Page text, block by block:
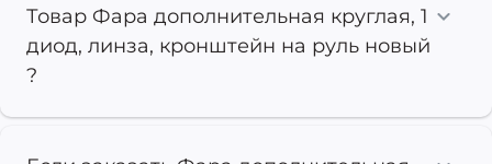
Товар Фара дополнительная круглая, 1
диод, линза, кронштейн на руль новый
?